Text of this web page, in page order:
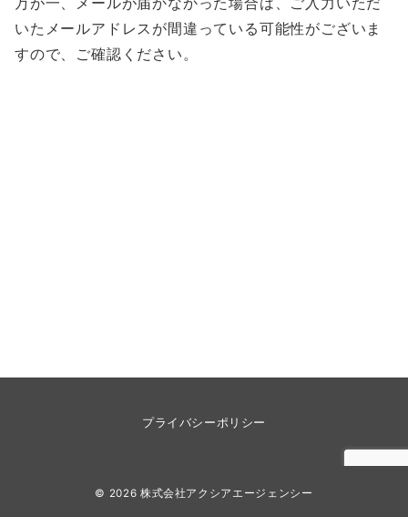
いたメールアドレスが間違っている可能性がございま
すので、ご確認ください。
プライバシーポリシー
© 2026 株式会社アクシアエージェンシー